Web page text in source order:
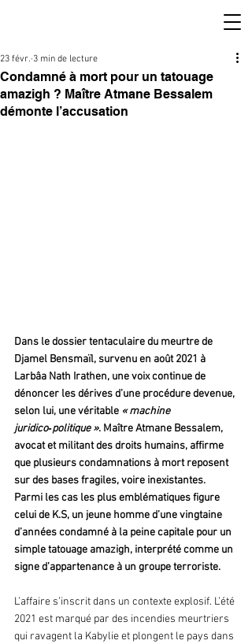
Condamné à mort pour un tatouage
amazigh ? Maître Atmane Bessalem
démonte l’accusation
23 févr. 3 min de lecture
Dans le dossier tentaculaire du meurtre de
Djamel Bensmaïl, survenu en août 2021 à
Larbâa Nath Irathen, une voix continue de
dénoncer les dérives d’une procédure devenue,
selon lui, une véritable « machine
juridico‑politique ». Maître Atmane Bessalem,
avocat et militant des droits humains, affirme
que plusieurs condamnations à mort reposent
sur des bases fragiles, voire inexistantes.
Parmi les cas les plus emblématiques figure
celui de K.S, un jeune homme d’une vingtaine
d’années condamné à la peine capitale pour un
simple tatouage amazigh, interprété comme un
signe d’appartenance à un groupe terroriste.
L’affaire s’inscrit dans un contexte explosif. L’été
2021 est marqué par des incendies meurtriers
qui ravagent la Kabylie et plongent le pays dans